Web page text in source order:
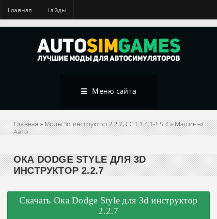
Главная Гайды
Меню сайта
Главная»Моды 3d инструктор 2.2.7, CCD 1.4.1-1.5.4»Машины/
Авто
ОКА DODGE STYLE ДЛЯ 3D
ИНСТРУКТОР 2.2.7
Скачать Ока Dodge Style для 3d инструктор
2.2.7